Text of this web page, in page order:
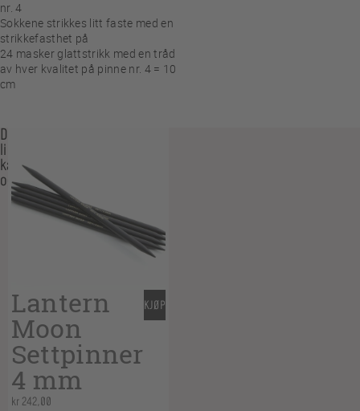
nr. 4
Sokkene strikkes litt faste med en
strikkefasthet på
24 masker glattstrikk med en tråd
av hver kvalitet på pinne nr. 4 = 10
cm
Du
liker
kanskje
også…
Lantern
Moon
Settpinner
4 mm
kr242,00
KJØP